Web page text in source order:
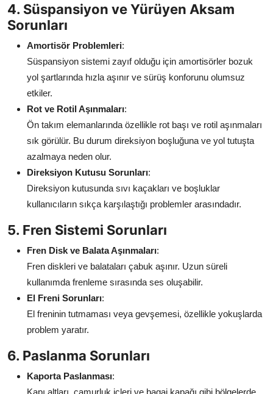
4. Süspansiyon ve Yürüyen Aksam
Sorunları
Amortisör Problemleri:
Süspansiyon sistemi zayıf olduğu için amortisörler bozuk
yol şartlarında hızla aşınır ve sürüş konforunu olumsuz
etkiler.
Rot ve Rotil Aşınmaları:
Ön takım elemanlarında özellikle rot başı ve rotil aşınmaları
sık görülür. Bu durum direksiyon boşluğuna ve yol tutuşta
azalmaya neden olur.
Direksiyon Kutusu Sorunları:
Direksiyon kutusunda sıvı kaçakları ve boşluklar
kullanıcıların sıkça karşılaştığı problemler arasındadır.
5. Fren Sistemi Sorunları
Fren Disk ve Balata Aşınmaları:
Fren diskleri ve balataları çabuk aşınır. Uzun süreli
kullanımda frenleme sırasında ses oluşabilir.
El Freni Sorunları:
El freninin tutmaması veya gevşemesi, özellikle yokuşlarda
problem yaratır.
6. Paslanma Sorunları
Kaporta Paslanması:
Kapı altları, çamurluk içleri ve bagaj kapağı gibi bölgelerde